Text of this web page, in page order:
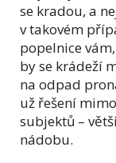
se kradou, a
v takovém
popelnice
by se krádeží
na odpad
už řešení
subjektů –
nádobu.